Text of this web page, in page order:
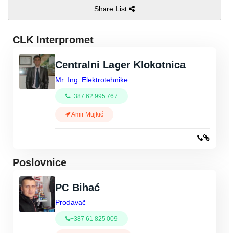
Share List
CLK Interpromet
Centralni Lager Klokotnica
Mr. Ing. Elektrotehnike
+387 62 995 767
Amir Mujkić
Poslovnice
PC Bihać
Prodavač
+387 61 825 009